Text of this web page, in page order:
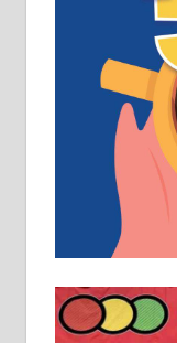
Рудник и
д.о.о.
Основна
искуство
услов.
превоз,
локал 22
Пружам
у